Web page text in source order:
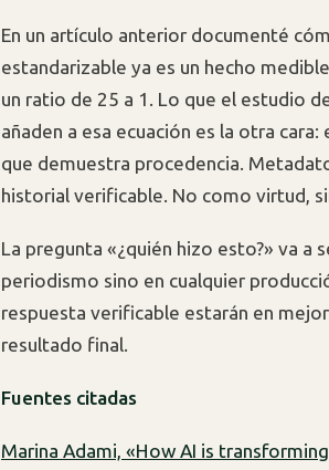
En un artículo anterior documenté
estandarizable ya es un hecho
un ratio de 25 a 1. Lo que el estudio
añaden a esa ecuación es la otra
que demuestra procedencia.
historial verificable. No como virtud,
La pregunta «¿quién hizo esto?» va a
periodismo sino en cualquier
respuesta verificable estarán en
resultado final.
Fuentes citadas
Marina Adami, «How AI is